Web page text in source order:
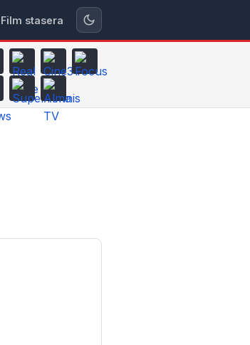
Film stasera